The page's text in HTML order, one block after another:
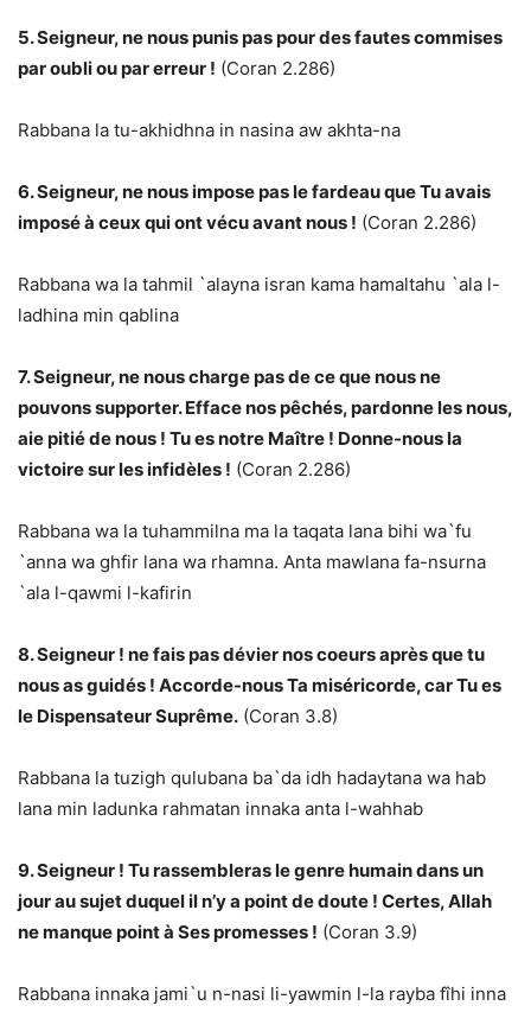
5. Seigneur, ne nous punis pas pour des fautes commises
par oubli ou par erreur ! (Coran 2.286)
Rabbana la tu-akhidhna in nasina aw akhta-na
6. Seigneur, ne nous impose pas le fardeau que Tu avais
imposé à ceux qui ont vécu avant nous ! (Coran 2.286)
Rabbana wa la tahmil `alayna isran kama hamaltahu `ala l-
ladhina min qablina
7. Seigneur, ne nous charge pas de ce que nous ne
pouvons supporter. Efface nos pêchés, pardonne les nous,
aie pitié de nous ! Tu es notre Maître ! Donne-nous la
victoire sur les infidèles ! (Coran 2.286)
Rabbana wa la tuhammilna ma la taqata lana bihi wa`fu
`anna wa ghfir lana wa rhamna. Anta mawlana fa-nsurna
`ala l-qawmi l-kafirin
8. Seigneur ! ne fais pas dévier nos coeurs après que tu
nous as guidés ! Accorde-nous Ta miséricorde, car Tu es
le Dispensateur Suprême. (Coran 3.8)
Rabbana la tuzigh qulubana ba`da idh hadaytana wa hab
lana min ladunka rahmatan innaka anta l-wahhab
9. Seigneur ! Tu rassembleras le genre humain dans un
jour au sujet duquel il n’y a point de doute ! Certes, Allah
ne manque point à Ses promesses ! (Coran 3.9)
Rabbana innaka jami`u n-nasi li-yawmin l-la rayba fîhi inna